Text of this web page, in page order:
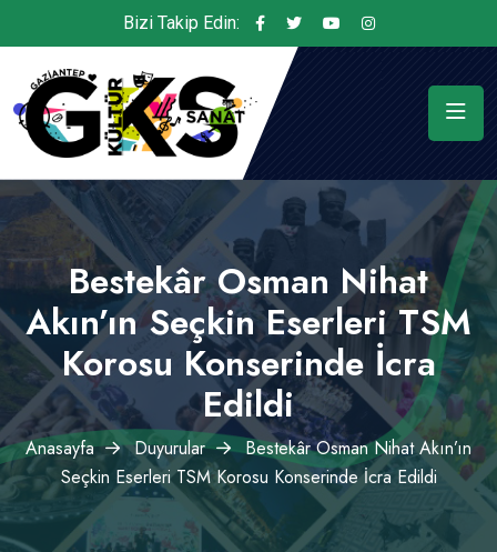
Bizi Takip Edin:
Bestekâr Osman Nihat
Akın’ın Seçkin Eserleri TSM
Korosu Konserinde İcra
Edildi
Anasayfa Duyurular
Bestekâr Osman Nihat Akın’ın
Seçkin Eserleri TSM Korosu Konserinde İcra Edildi